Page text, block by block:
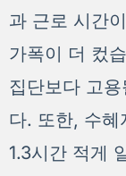
과 근로 시간
가폭이 더 컸
집단보다 고
다. 또한, 수혜
1.3시간 적게